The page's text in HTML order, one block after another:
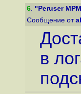
6. "Peruser
Сообщение от
в